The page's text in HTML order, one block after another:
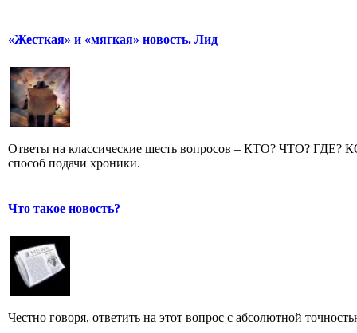
«Жесткая» и «мягкая» новость. Лид
Ответы на классические шесть вопросов – КТО? ЧТО?
способ подачи хроники.
Что такое новость?
Честно говоря, ответить на этот вопрос с абсолютной